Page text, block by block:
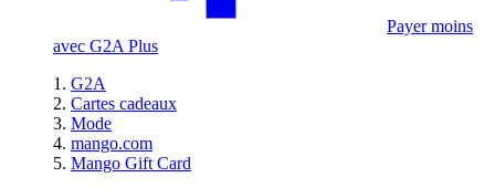
Payer moins
avec G2A Plus
G2A
Cartes cadeaux
Mode
mango.com
Mango Gift Card